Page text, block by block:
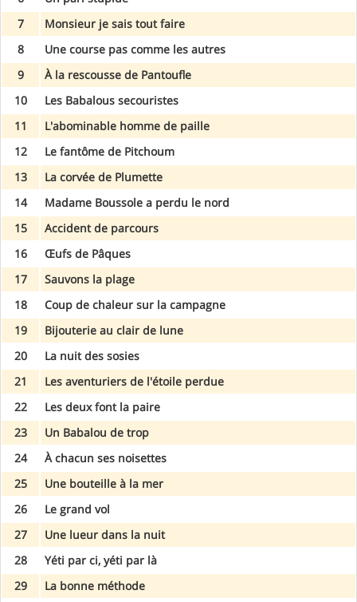
7
Monsieur je sais tout faire
8
Une course pas comme les autres
9
À la rescousse de Pantoufle
10
Les Babalous secouristes
11
L'abominable homme de paille
12
Le fantôme de Pitchoum
13
La corvée de Plumette
14
Madame Boussole a perdu le nord
15
Accident de parcours
16
Œufs de Pâques
17
Sauvons la plage
18
Coup de chaleur sur la campagne
19
Bijouterie au clair de lune
20
La nuit des sosies
21
Les aventuriers de l'étoile perdue
22
Les deux font la paire
23
Un Babalou de trop
24
À chacun ses noisettes
25
Une bouteille à la mer
26
Le grand vol
27
Une lueur dans la nuit
28
Yéti par ci, yéti par là
29
La bonne méthode